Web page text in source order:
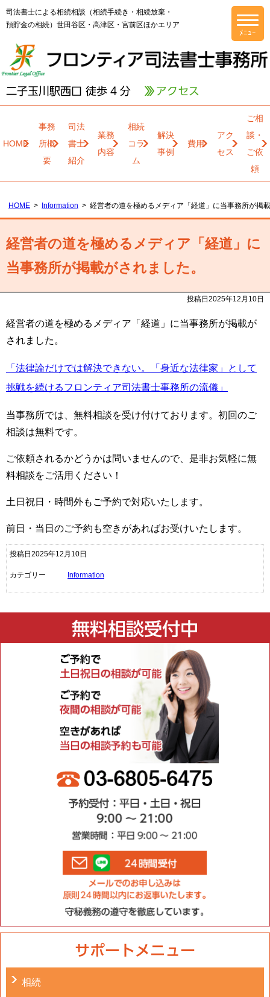
司法書士による相続相談（相続手続き・相続放棄・
預貯金の相続）世田谷区・高津区・宮前区ほかエリア
HOME
事務
所概
要
司法
書士
紹介
業務
内容
相続
コラ
ム
解決
事例
費用
アク
セス
ご相
談・
ご依
頼
HOME Information 経営者の道を極めるメディア「経道」に当事務所が掲
経営者の道を極めるメディア「経道」に
当事務所が掲載がされました。
投稿日2025年12月10日
経営者の道を極めるメディア「経道」に当事務所が掲載が
されました。
「法律論だけでは解決できない。「身近な法律家」として
挑戦を続けるフロンティア司法書士事務所の流儀」
当事務所では、無料相談を受け付けております。初回のご
相談は無料です。
ご依頼されるかどうかは問いませんので、是非お気軽に無
料相談をご活用ください！
土日祝日・時間外もご予約で対応いたします。
前日・当日のご予約も空きがあればお受けいたします。
投稿日2025年12月10日
カテゴリー Information
相続